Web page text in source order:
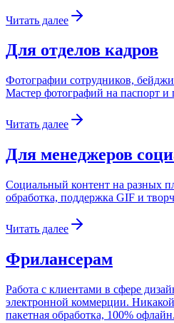
Читать далее
Для отделов кадров
Фотографии сотрудников,
Мастер фотографий на паспорт и
Читать далее
Для менеджеров
Социальный контент на разных
обработка, поддержка GIF и
Читать далее
Фрилансерам
Работа с клиентами в сфере
электронной коммерции.
пакетная обработка, 100% офлайн.